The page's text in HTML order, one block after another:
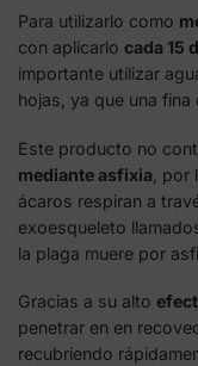
Para utilizarlo como
con aplicarlo cada 15
importante utilizar
hojas, ya que una
Este producto no
mediante asfixia ,
ácaros respiran a
exoesqueleto
la plaga muere por
Gracias a su alto
penetrar en en
recubriendo